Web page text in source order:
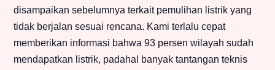
disampaikan sebelumnya terkait pemulihan listrik yang
tidak berjalan sesuai rencana. Kami terlalu cepat
memberikan informasi bahwa 93 persen wilayah sudah
mendapatkan listrik, padahal banyak tantangan teknis